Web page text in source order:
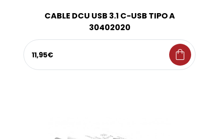
CABLE DCU USB 3.1 C-USB TIPO A
30402020
11,95€ shopping_bag